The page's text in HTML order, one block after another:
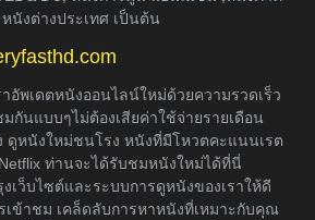
นังต่างประเทศ เป็นต้น
าอัพเดตหนังออนไลน์ใหม่ด้วยความรวดเร็ว
กันแบบๆไม่ต้องเสียค่าใช้จ่ายรายเดือน
ดูหนังใหม่ชนโรง หนังที่มีโหวตคะแนนเรต
ท่านจะได้รับชมหนังใหม่ได้ที่นี่
งเว็บไซต์และระบบการดูหนังของเราให้ดี
เข้าชม เคล็ดลับการหาหนังที่เหมาะกับคุณ